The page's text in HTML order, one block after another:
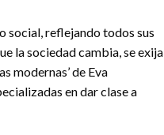
social, reflejando todos sus
la sociedad cambia, se exija
modernas’ de Eva
en dar clase a